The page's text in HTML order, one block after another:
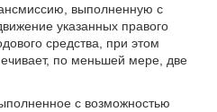
выполненную с
указанных правого
средства, при этом
по меньшей мере, две
с возможностью